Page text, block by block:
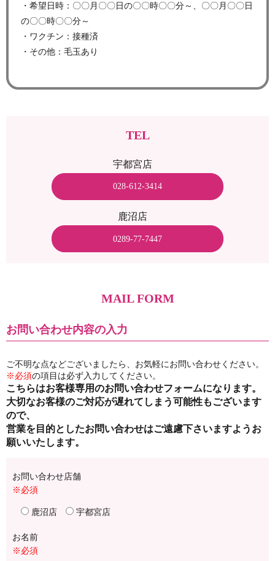
・希望日時：〇〇月〇〇日の〇〇時〇〇分～、〇〇月〇〇日
の〇〇時〇〇分～
・ワクチン：接種済
・その他：毛玉あり
TEL
宇都宮店
028-612-3414
鹿沼店
0289-77-7447
MAIL FORM
お問い合わせ内容の入力
ご不明な点などございましたら、お気軽にお問い合わせください。
※必須の項目は必ず入力してください。
こちらはお客様専用のお問い合わせフォームになります。
大切なお客様のご対応が遅れてしまう可能性もございます
ので、
営業を目的としたお問い合わせはご遠慮下さいますようお
願いいたします。
お問い合わせ店舗
※必須
鹿沼店 宇都宮店
お名前
※必須